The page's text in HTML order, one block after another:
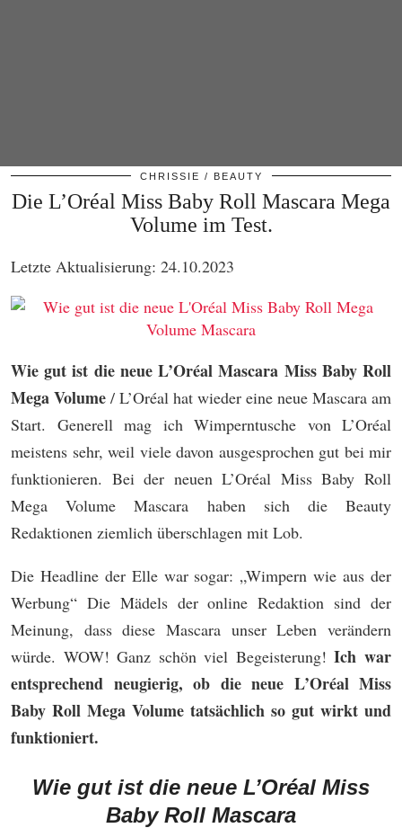
CHRISSIE BEAUTY
Die L’Oréal Miss Baby Roll Mascara Mega
Volume im Test.
Letzte Aktualisierung: 24.10.2023
Wie gut ist die neue L’Oréal Mascara Miss Baby Roll
Mega Volume / L’Oréal hat wieder eine neue Mascara am
Start. Generell mag ich Wimperntusche von L’Oréal
meistens sehr, weil viele davon ausgesprochen gut bei mir
funktionieren. Bei der neuen L’Oréal Miss Baby Roll
Mega Volume Mascara haben sich die Beauty
Redaktionen ziemlich überschlagen mit Lob.
Die Headline der Elle war sogar: „Wimpern wie aus der
Werbung“ Die Mädels der online Redaktion sind der
Meinung, dass diese Mascara unser Leben verändern
würde. WOW! Ganz schön viel Begeisterung! Ich war
entsprechend neugierig, ob die neue L’Oréal Miss
Baby Roll Mega Volume tatsächlich so gut wirkt und
funktioniert.
Wie gut ist die neue L’Oréal Miss
Baby Roll Mascara